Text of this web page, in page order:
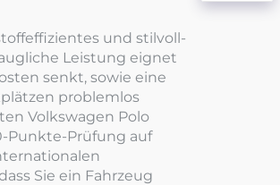
und stilvoll-
Leistung eignet
senkt, sowie eine
problemlos
Volkswagen Polo
Punkte-Prüfung auf
Sie ein Fahrzeug